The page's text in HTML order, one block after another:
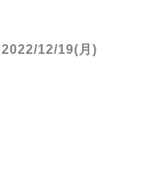
2022/12/19(月)